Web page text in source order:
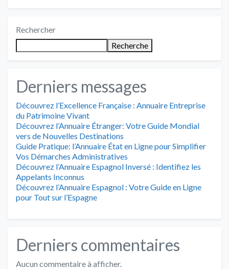
Rechercher
Recherche
Derniers messages
Découvrez l’Excellence Française : Annuaire Entreprise
du Patrimoine Vivant
Découvrez l’Annuaire Étranger: Votre Guide Mondial
vers de Nouvelles Destinations
Guide Pratique: l’Annuaire État en Ligne pour Simplifier
Vos Démarches Administratives
Découvrez l’Annuaire Espagnol Inversé : Identifiez les
Appelants Inconnus
Découvrez l’Annuaire Espagnol : Votre Guide en Ligne
pour Tout sur l’Espagne
Derniers commentaires
Aucun commentaire à afficher.